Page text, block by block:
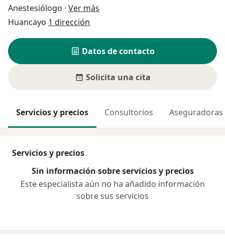
Anestesiólogo · Ver más
Huancayo 1 dirección
Datos de contacto
Solicita una cita
Servicios y precios Consultorios Aseguradoras
Servicios y precios
Sin información sobre servicios y precios
Este especialista aún no ha añadido información
sobre sus servicios